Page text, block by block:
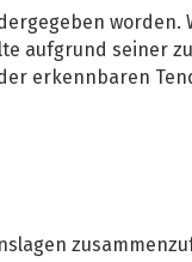
aufgrund seiner
erkennbaren